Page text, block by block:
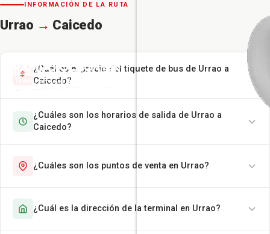
INFORMACIÓN DE LA RUTA
Urrao → Caicedo
¿Cuál es el precio del tiquete de bus de Urrao a
Caicedo?
¿Cuáles son los horarios de salida de Urrao a
Caicedo?
¿Cuáles son los puntos de venta en Urrao?
¿Cuál es la dirección de la terminal en Urrao?